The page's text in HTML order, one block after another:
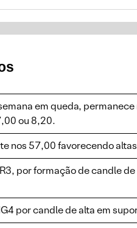
em queda,
ou 8,20.
nos 57,00 favorecendo
por formação de candle
por candle de alta em